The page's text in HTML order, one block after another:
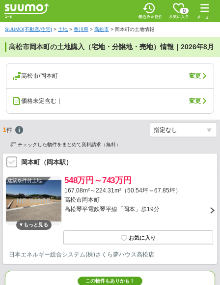
0
SUUMO[不動産/住宅] > 土地 > 香川県 > 高松市 > 岡本町の土地情報
高松市岡本町の土地購入（宅地・分譲地・売地）情報｜2026年8月
高松市/岡本町 変更
価格未定含む｜ 変更
1件
チェックした物件をまとめて資料請求（無料）
岡本町（岡本駅）
建築条件付土地 548万円～743万円
167.08m²～224.31m²（50.54坪～67.85坪）
高松市岡本町
高松琴平電鉄琴平線「岡本」歩19分
日本エネルギー総合システム(株)さくら夢ハウス高松店
この物件もありかも！